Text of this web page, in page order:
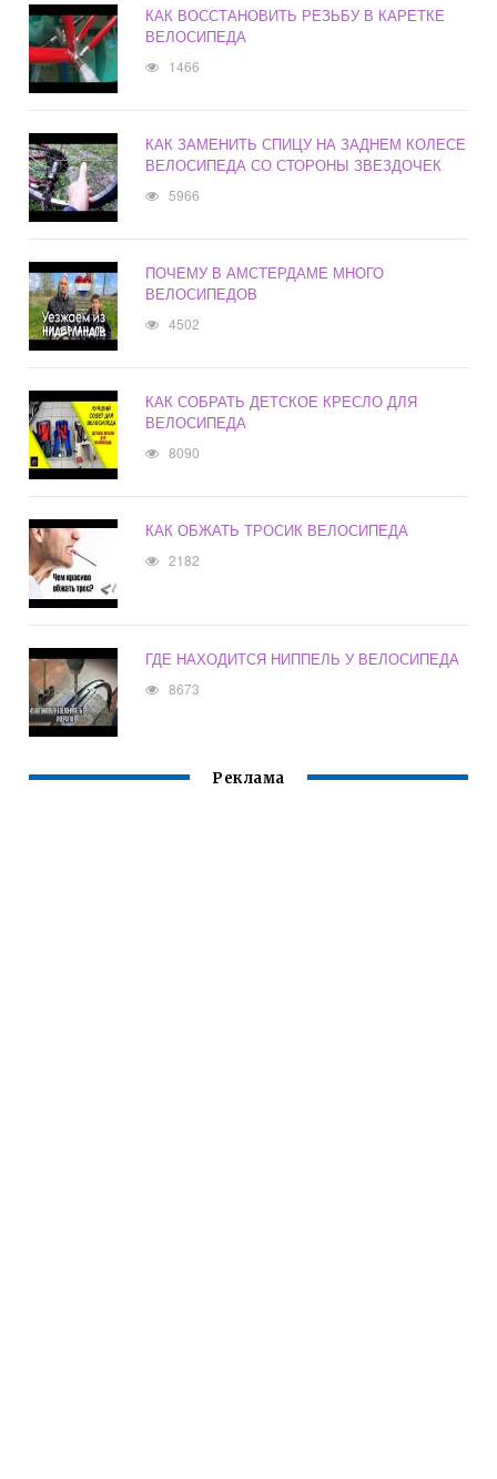
КАК ВОССТАНОВИТЬ РЕЗЬБУ В КАРЕТКЕ
ВЕЛОСИПЕДА
1466
КАК ЗАМЕНИТЬ СПИЦУ НА ЗАДНЕМ КОЛЕСЕ
ВЕЛОСИПЕДА СО СТОРОНЫ ЗВЕЗДОЧЕК
5966
ПОЧЕМУ В АМСТЕРДАМЕ МНОГО
ВЕЛОСИПЕДОВ
4502
КАК СОБРАТЬ ДЕТСКОЕ КРЕСЛО ДЛЯ
ВЕЛОСИПЕДА
8090
КАК ОБЖАТЬ ТРОСИК ВЕЛОСИПЕДА
2182
ГДЕ НАХОДИТСЯ НИППЕЛЬ У ВЕЛОСИПЕДА
8673
Реклама